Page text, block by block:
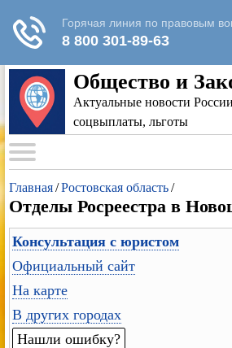
Общество и
Актуальные новости
соцвыплаты, льготы
Главная/Ростовская область/
Отделы Росреестра в
Консультация с юристом
Официальный сайт
На карте
В других городах
Нашли ошибку?
Для любых
reestr@cp9.ru